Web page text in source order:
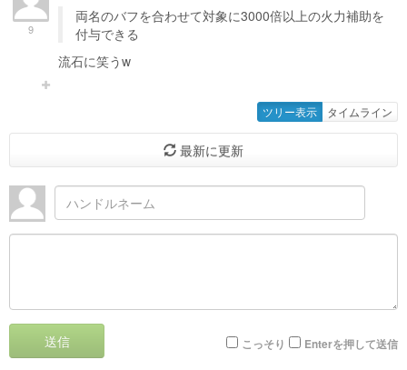
9
両名のバフを合わせて対象に3000倍以上の火力補助を
付与できる
流石に笑うw
ツリー表示 タイムライン
最新に更新
送信 こっそり Enterを押して送信